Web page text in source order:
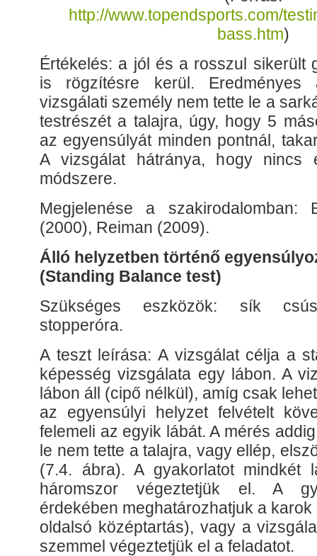
http://www.topendsports.com/
bass.htm)
Értékelés: a jól és a rosszul sikerült
is rögzítésre kerül.
vizsgálati személy nem tette le a
testrészét a talajra, úgy, hogy 5
az egyensúlyát minden pontnál,
A vizsgálat hátránya, hogy nincs
módszere.
Megjelenése a szakirodalomban:
(2000), Reiman (2009).
Álló helyzetben történő
(Standing Balance test)
Szükséges eszközök: sík
stopperóra.
A teszt leírása: A vizsgálat célja a
képesség vizsgálata egy lábon. A
lábon áll (cipő nélkül), amíg csak
az egyensúlyi helyzet felvételt
felemeli az egyik lábát. A mérés
le nem tette a talajra, vagy ellép,
(7.4. ábra). A gyakorlatot mindkét
háromszor végeztetjük el. A
érdekében meghatározhatjuk a
oldalsó középtartás), vagy a
szemmel végeztetjük el a feladatot.